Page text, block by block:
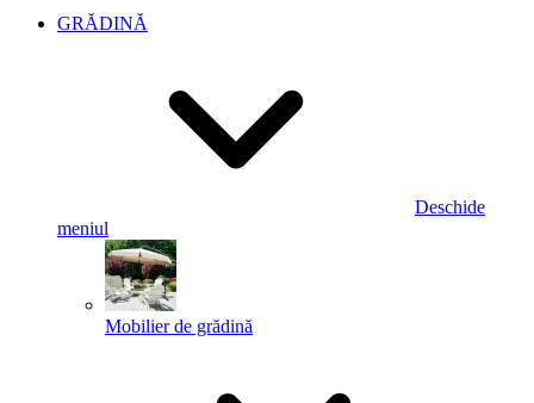
GRĂDINĂ
Deschide
meniul
Mobilier de grădină